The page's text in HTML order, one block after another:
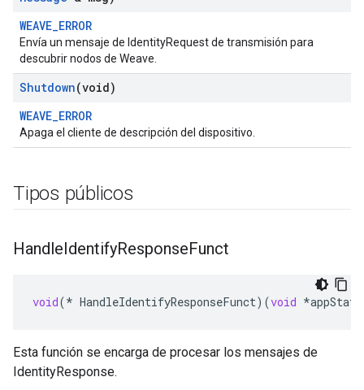
WEAVE_ERROR
Envía un mensaje de IdentityRequest de transmisión para
descubrir nodos de Weave.
Shutdown(void)
WEAVE_ERROR
Apaga el cliente de descripción del dispositivo.
Tipos públicos
HandleIdentifyResponseFunct
void(* HandleIdentifyResponseFunct)(void *appState
Esta función se encarga de procesar los mensajes de
IdentityResponse.